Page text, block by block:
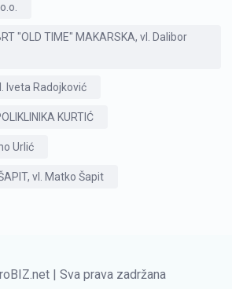
"OLD TIME" MAKARSKA, vl. Dalibor
Iveta Radojković
KURTIĆ
Urlić
vl. Matko Šapit
| Sva prava zadržana